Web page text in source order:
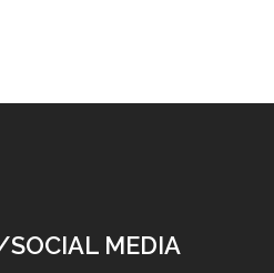
SOCIAL MEDIA